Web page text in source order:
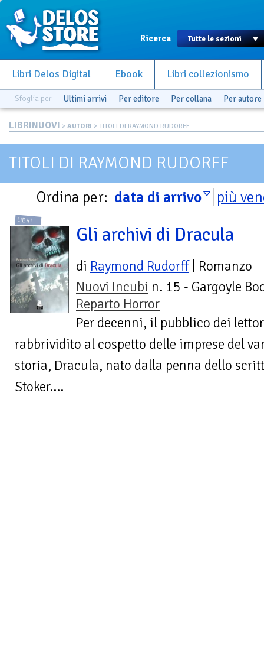
Ricerca
Libri Delos Digital Ebook Libri collezionismo
Sfoglia per Ultimi arrivi Per editore Per collana Per autore
LIBRINUOVI > AUTORI > TITOLI DI RAYMOND RUDORFF
TITOLI DI RAYMOND RUDORFF
Ordina per: data di arrivo più
LIBRI
Gli archivi di Dracula
di Raymond Rudorff| Romanzo
Nuovi Incubi n. 15 - Gargoyle
Reparto Horror
Per decenni, il pubblico dei
rabbrividito al cospetto delle imprese del
storia, Dracula, nato dalla penna dello
Stoker....